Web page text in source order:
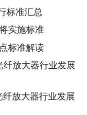
标准汇总
实施标准
标准解读
放大器行业发展
放大器行业发展